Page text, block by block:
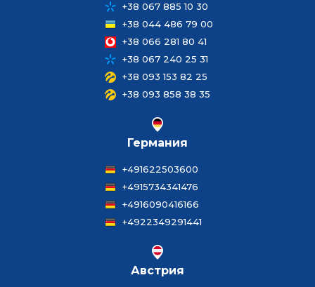
+38 067 885 10 30
+38 044 486 79 00
+38 066 281 80 41
+38 067 240 25 31
+38 093 153 82 25
+38 093 858 38 35
Германия
+491622503600
+4915734341476
+4916090416166
+4922349291441
Австрия